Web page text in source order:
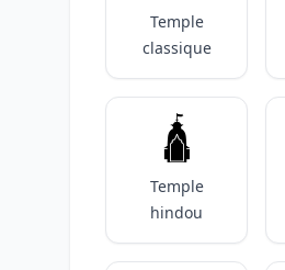
Temple
classique
🛕
Temple
hindou